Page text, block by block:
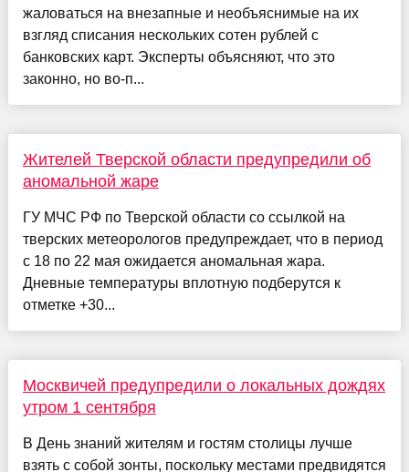
жаловаться на внезапные и необъяснимые на их
взгляд списания нескольких сотен рублей с
банковских карт. Эксперты объясняют, что это
законно, но во-п...
Жителей Тверской области предупредили об
аномальной жаре
ГУ МЧС РФ по Тверской области со ссылкой на
тверских метеорологов предупреждает, что в период
с 18 по 22 мая ожидается аномальная жара.
Дневные температуры вплотную подберутся к
отметке +30...
Москвичей предупредили о локальных дождях
утром 1 сентября
В День знаний жителям и гостям столицы лучше
взять с собой зонты, поскольку местами предвидятся